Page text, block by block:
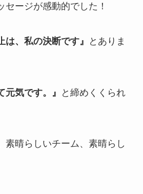
セージが感動的でした！
は、私の決断です』
とありま
元気です。』
と締めくくられ
素晴らしいチーム、素晴らし